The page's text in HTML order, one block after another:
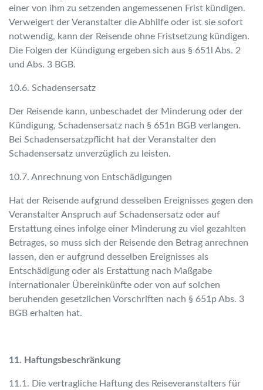
einer von ihm zu setzenden angemessenen Frist kündigen.
Verweigert der Veranstalter die Abhilfe oder ist sie sofort
notwendig, kann der Reisende ohne Fristsetzung kündigen.
Die Folgen der Kündigung ergeben sich aus § 651l Abs. 2
und Abs. 3 BGB.
10.6. Schadensersatz
Der Reisende kann, unbeschadet der Minderung oder der
Kündigung, Schadensersatz nach § 651n BGB verlangen.
Bei Schadensersatzpflicht hat der Veranstalter den
Schadensersatz unverzüglich zu leisten.
10.7. Anrechnung von Entschädigungen
Hat der Reisende aufgrund desselben Ereignisses gegen den
Veranstalter Anspruch auf Schadensersatz oder auf
Erstattung eines infolge einer Minderung zu viel gezahlten
Betrages, so muss sich der Reisende den Betrag anrechnen
lassen, den er aufgrund desselben Ereignisses als
Entschädigung oder als Erstattung nach Maßgabe
internationaler Übereinkünfte oder von auf solchen
beruhenden gesetzlichen Vorschriften nach § 651p Abs. 3
BGB erhalten hat.
11. Haftungsbeschränkung
11.1. Die vertragliche Haftung des Reiseveranstalters für